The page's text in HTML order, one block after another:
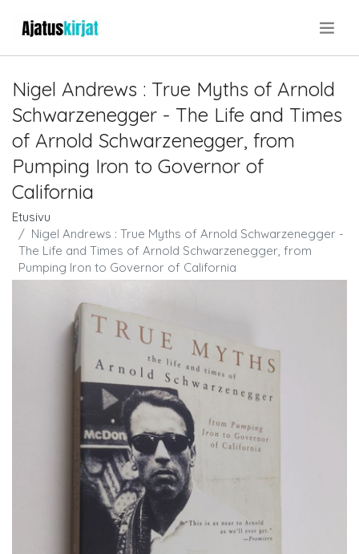
Nigel Andrews : True Myths of Arnold
Schwarzenegger - The Life and Times
of Arnold Schwarzenegger, from
Pumping Iron to Governor of
California
Etusivu
Nigel Andrews : True Myths of Arnold Schwarzenegger -
The Life and Times of Arnold Schwarzenegger, from
Pumping Iron to Governor of California